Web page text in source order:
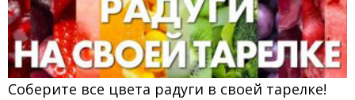
Соберите все цвета радуги в своей тарелке!